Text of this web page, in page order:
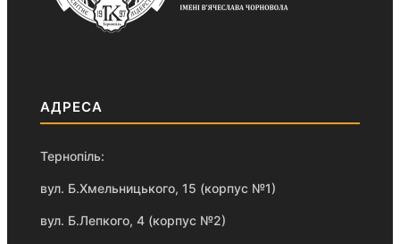
АДРЕСА
Тернопіль:
вул. Б.Хмельницького, 15 (корпус №1)
вул. Б.Лепкого, 4 (корпус №2)